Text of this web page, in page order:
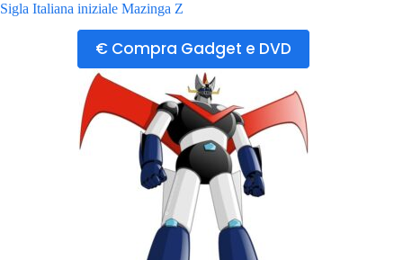
Sigla Italiana iniziale Mazinga Z
€ Compra Gadget e DVD